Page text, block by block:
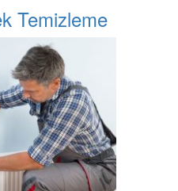
Temizleme